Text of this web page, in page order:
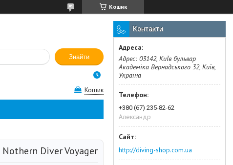
Кошик
Знайти
Кошик
Diver Voyager
Контакти
Адрес: 03142, КиЇв бульвар
Академіка Вернадського 32, Київ,
Україна
+380 (67) 235-82-62
Александр
http://diving-shop.com.ua